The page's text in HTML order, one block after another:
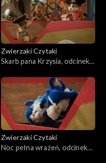
Zwierzaki Czytaki
Skarb pana Krzysia, odcinek
Zwierzaki Czytaki
Noc pełna wrażeń, odcinek